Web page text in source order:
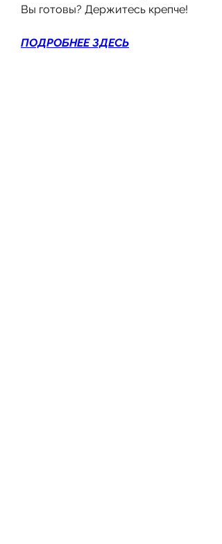
Вы готовы? Держитесь крепче!
ПОДРОБНЕЕ ЗДЕСЬ